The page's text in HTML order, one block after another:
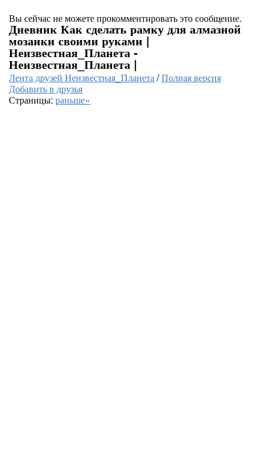
Вы сейчас не можете прокомментировать это сообщение.
Дневник Как сделать рамку для алмазной
мозаики своими руками |
Неизвестная_Планета -
Неизвестная_Планета |
Лента друзей Неизвестная_Планета/Полная версия
Добавить в друзья
Страницы: раньше»